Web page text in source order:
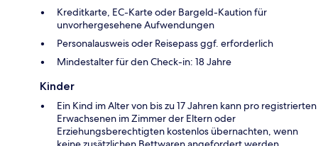
Kreditkarte, EC-Karte oder Bargeld-Kaution für
unvorhergesehene Aufwendungen
Personalausweis oder Reisepass ggf. erforderlich
Mindestalter für den Check-in: 18 Jahre
Kinder
Ein Kind im Alter von bis zu 17 Jahren kann pro registrierten
Erwachsenen im Zimmer der Eltern oder
Erziehungsberechtigten kostenlos übernachten, wenn